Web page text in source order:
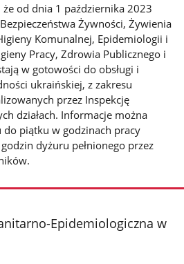
od dnia 1 października 2023
Żywności, Żywienia
Komunalnej, Epidemiologii i
Pracy, Zdrowia Publicznego i
w gotowości do obsługi i
ukraińskiej, z zakresu
przez Inspekcję
działach. Informacje można
do piątku w godzinach pracy
dyżuru pełnionego przez
Epidemiologiczna w